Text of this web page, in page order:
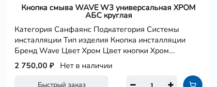
Кнопка смыва WAVE W3 универсальная ХРОМ
АБС круглая
Категория Санфаянс Подкатегория Системы
инсталляции Тип изделия Кнопка инсталляции
Бренд Wave Цвет Хром Цвет кнопки Хром...
Быстрый заказ
2 750,00 ₽ Нет в наличии